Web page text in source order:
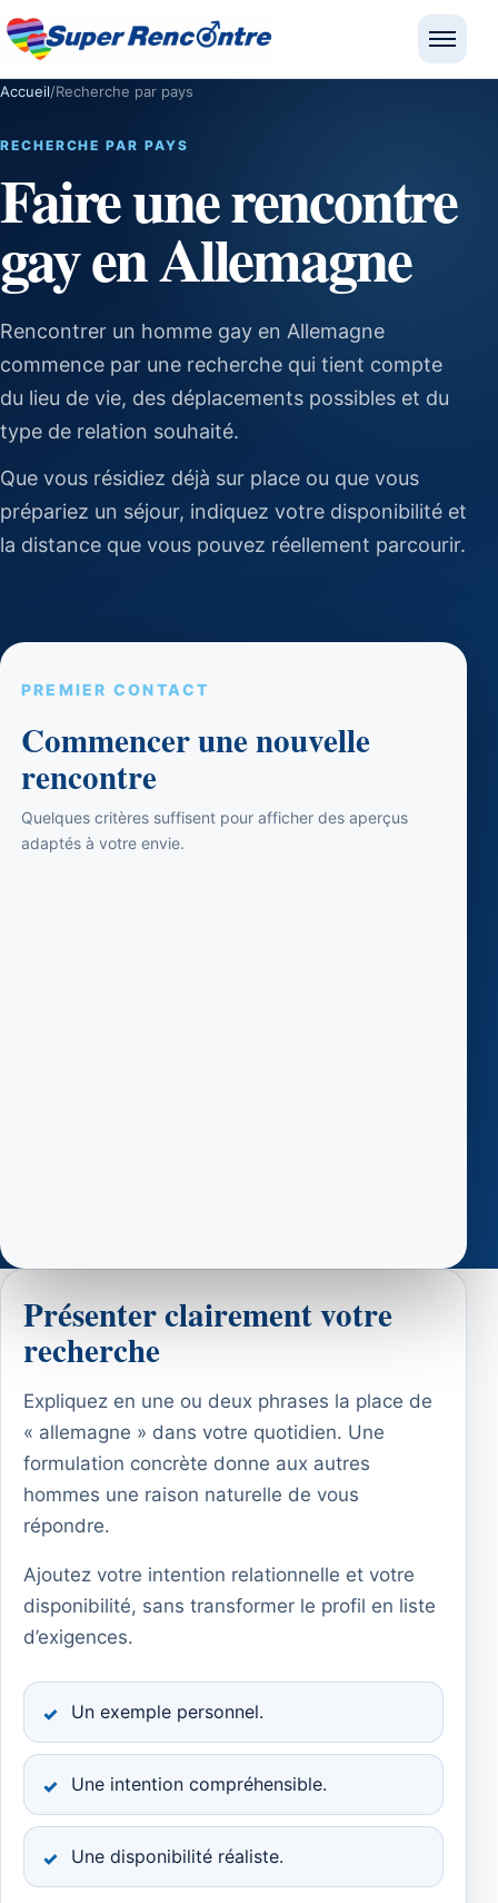
Ouvrir
Accueil/Recherche par pays
RECHERCHE PAR PAYS
Faire une rencontre
gay en Allemagne
Rencontrer un homme gay en Allemagne
commence par une recherche qui tient compte
du lieu de vie, des déplacements possibles et du
type de relation souhaité.
Que vous résidiez déjà sur place ou que vous
prépariez un séjour, indiquez votre disponibilité et
la distance que vous pouvez réellement parcourir.
PREMIER CONTACT
Commencer une nouvelle
rencontre
Quelques critères suffisent pour afficher des aperçus
adaptés à votre envie.
Présenter clairement votre
recherche
Expliquez en une ou deux phrases la place de
« allemagne » dans votre quotidien. Une
formulation concrète donne aux autres
hommes une raison naturelle de vous
répondre.
Ajoutez votre intention relationnelle et votre
disponibilité, sans transformer le profil en liste
d’exigences.
Un exemple personnel.
Une intention compréhensible.
Une disponibilité réaliste.